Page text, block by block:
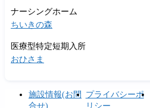
ナーシングホーム
ちいきの森
医療型特定短期入所
おひさま
施設情報(お問
合せ)
プライバシーポ
リシー